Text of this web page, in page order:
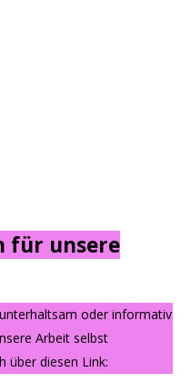
für unsere
oder informativ
Arbeit selbst
über diesen Link: